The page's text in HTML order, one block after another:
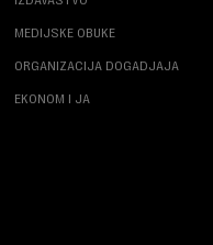
MEDIJSKE OBUKE
ORGANIZACIJA DOGADJAJA
EKONOM I JA